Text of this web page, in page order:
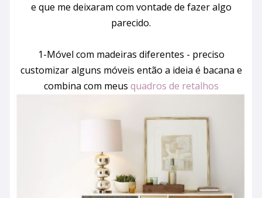
e que me deixaram com vontade de fazer algo
parecido.
1-Móvel com madeiras diferentes - preciso
customizar alguns móveis então a ideia é bacana e
combina com meus quadros de retalhos